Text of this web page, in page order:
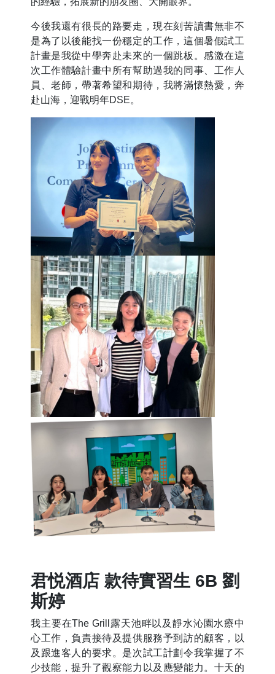
今後我還有很長的路要走，現在刻苦讀書無非不
是為了以後能找一份穩定的工作，這個暑假試工
計畫是我從中學奔赴未來的一個跳板。感激在這
次工作體驗計畫中所有幫助過我的同事、工作人
員、老師，帶著希望和期待，我將滿懷熱愛，奔
赴山海，迎戰明年DSE。
君悦酒店 款待實習生 6B 劉
斯婷
我主要在The Grill露天池畔以及靜水沁園水療中
心工作，負責接待及提供服務予到訪的顧客，以
及跟進客人的要求。是次試工計劃令我掌握了不
少技能，提升了觀察能力以及應變能力。十天的